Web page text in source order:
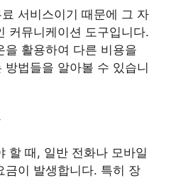
서비스이기 때문에 그 자
커뮤니케이션 도구입니다.
활용하여 다른 비용을
법들을 알아볼 수 있습니
할 때, 일반 전화나 모바일
금이 발생합니다. 특히 장